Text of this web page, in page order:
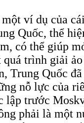
ví dụ của
Quốc, thể
có thể giúp
quá trình giải
Trung Quốc
nỗ lực của
lập trước
phải là một